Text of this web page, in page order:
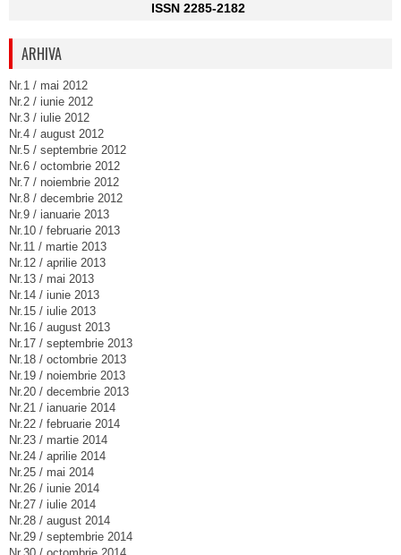
ISSN 2285-2182
ARHIVA
Nr.1 / mai 2012
Nr.2 / iunie 2012
Nr.3 / iulie 2012
Nr.4 / august 2012
Nr.5 / septembrie 2012
Nr.6 / octombrie 2012
Nr.7 / noiembrie 2012
Nr.8 / decembrie 2012
Nr.9 / ianuarie 2013
Nr.10 / februarie 2013
Nr.11 / martie 2013
Nr.12 / aprilie 2013
Nr.13 / mai 2013
Nr.14 / iunie 2013
Nr.15 / iulie 2013
Nr.16 / august 2013
Nr.17 / septembrie 2013
Nr.18 / octombrie 2013
Nr.19 / noiembrie 2013
Nr.20 / decembrie 2013
Nr.21 / ianuarie 2014
Nr.22 / februarie 2014
Nr.23 / martie 2014
Nr.24 / aprilie 2014
Nr.25 / mai 2014
Nr.26 / iunie 2014
Nr.27 / iulie 2014
Nr.28 / august 2014
Nr.29 / septembrie 2014